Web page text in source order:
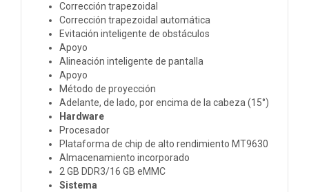
Corrección trapezoidal
Corrección trapezoidal automática
Evitación inteligente de obstáculos
Apoyo
Alineación inteligente de pantalla
Apoyo
Método de proyección
Adelante, de lado, por encima de la cabeza (15°)
Hardware
Procesador
Plataforma de chip de alto rendimiento MT9630
Almacenamiento incorporado
2 GB DDR3/16 GB eMMC
Sistema